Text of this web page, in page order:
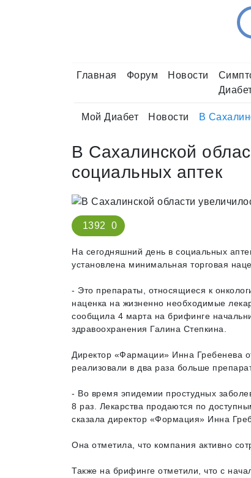
Главная Форум Новости
Мой Диабет Новости В
В Сахалинской
социальных аптек
1392 0
На сегодняшний день в социальных
установлена минимальная торговая
- Это препараты, относящиеся к
наценка на жизненно необходимые
сообщила 4 марта на брифинге
здравоохранения Галина Степкина.
Директор «Фармации» Инна Гребенева
реализовали в два раза больше
- Во время эпидемии простудных
8 раз. Лекарства продаются по
сказала директор «Формация» Инна
Она отметила, что компания активно
Также на брифинге отметили, что с